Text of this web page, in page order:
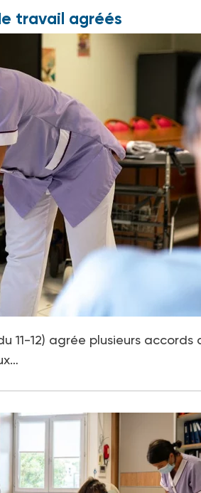
travail agréés
11-12) agrée plusieurs accords